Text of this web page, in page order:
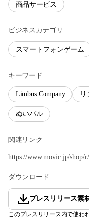
商品サービス
ビジネスカテゴリ
スマートフォンゲーム
キーワード
Limbus Company リ
ぬいパル
関連リンク
https://www.movic.jp/shop/
ダウンロード
プレスリリース素
このプレスリリース内で使わ